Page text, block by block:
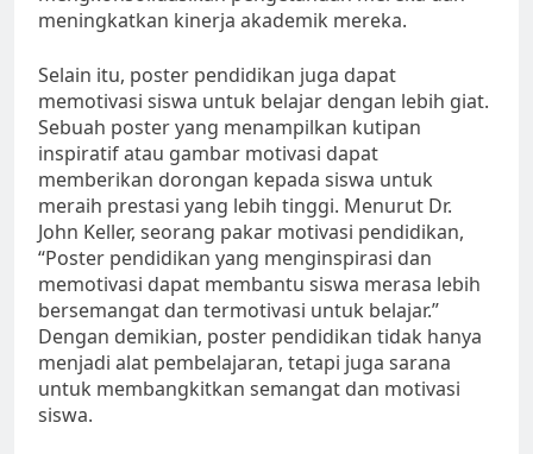
meningkatkan kinerja akademik mereka.
Selain itu, poster pendidikan juga dapat
memotivasi siswa untuk belajar dengan lebih giat.
Sebuah poster yang menampilkan kutipan
inspiratif atau gambar motivasi dapat
memberikan dorongan kepada siswa untuk
meraih prestasi yang lebih tinggi. Menurut Dr.
John Keller, seorang pakar motivasi pendidikan,
“Poster pendidikan yang menginspirasi dan
memotivasi dapat membantu siswa merasa lebih
bersemangat dan termotivasi untuk belajar.”
Dengan demikian, poster pendidikan tidak hanya
menjadi alat pembelajaran, tetapi juga sarana
untuk membangkitkan semangat dan motivasi
siswa.